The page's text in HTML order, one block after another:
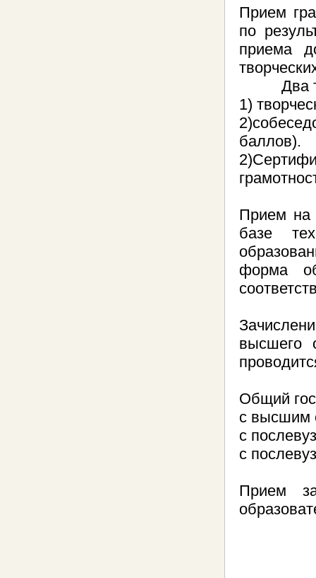
Прием
по
приема
Два
1)
баллов).
Прием на
базе
форма
высшего
Общий
с высшим
с
с
Прием